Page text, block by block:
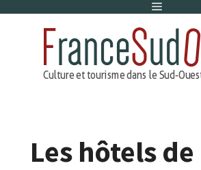
Menu
Les hôtels de